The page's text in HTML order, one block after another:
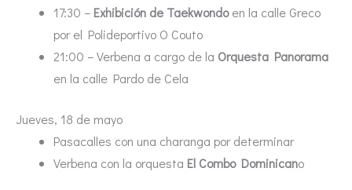
17:30 – Exhibición de Taekwondoen la calle Greco
por el Polideportivo O Couto
21:00 – Verbena a cargo de la Orquesta Panorama
en la calle Pardo de Cela
Jueves, 18 de mayo
Pasacalles con una charanga por determinar
Verbena con la orquesta El Combo Dominicano